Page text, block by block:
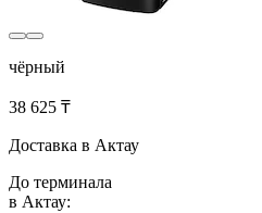
чёрный
38 625 ₸
Доставка в Актау
До терминала
в Актау: